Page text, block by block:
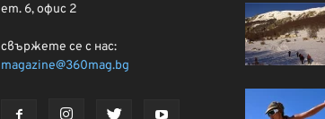
ет. 6, офис 2
свържете се с нас:
magazine@360mag.bg